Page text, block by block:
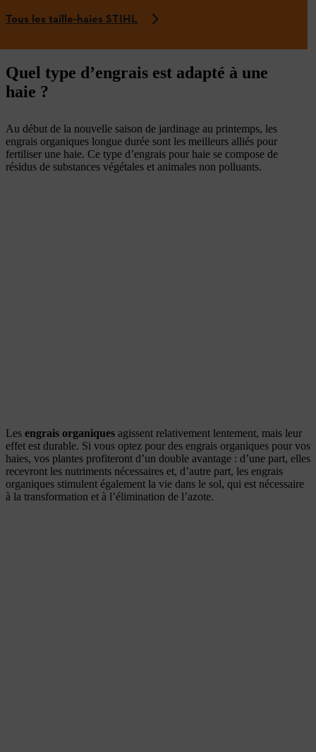
Tous les taille-haies STIHL
Quel type d’engrais est adapté à une
haie ?
Au début de la nouvelle saison de jardinage au printemps, les
engrais organiques longue durée sont les meilleurs alliés pour
fertiliser une haie. Ce type d’engrais pour haie se compose de
résidus de substances végétales et animales non polluants.
Les engrais organiques agissent relativement lentement, mais leur
effet est durable. Si vous optez pour des engrais organiques pour vos
haies, vos plantes profiteront d’un double avantage : d’une part, elles
recevront les nutriments nécessaires et, d’autre part, les engrais
organiques stimulent également la vie dans le sol, qui est nécessaire
à la transformation et à l’élimination de l’azote.